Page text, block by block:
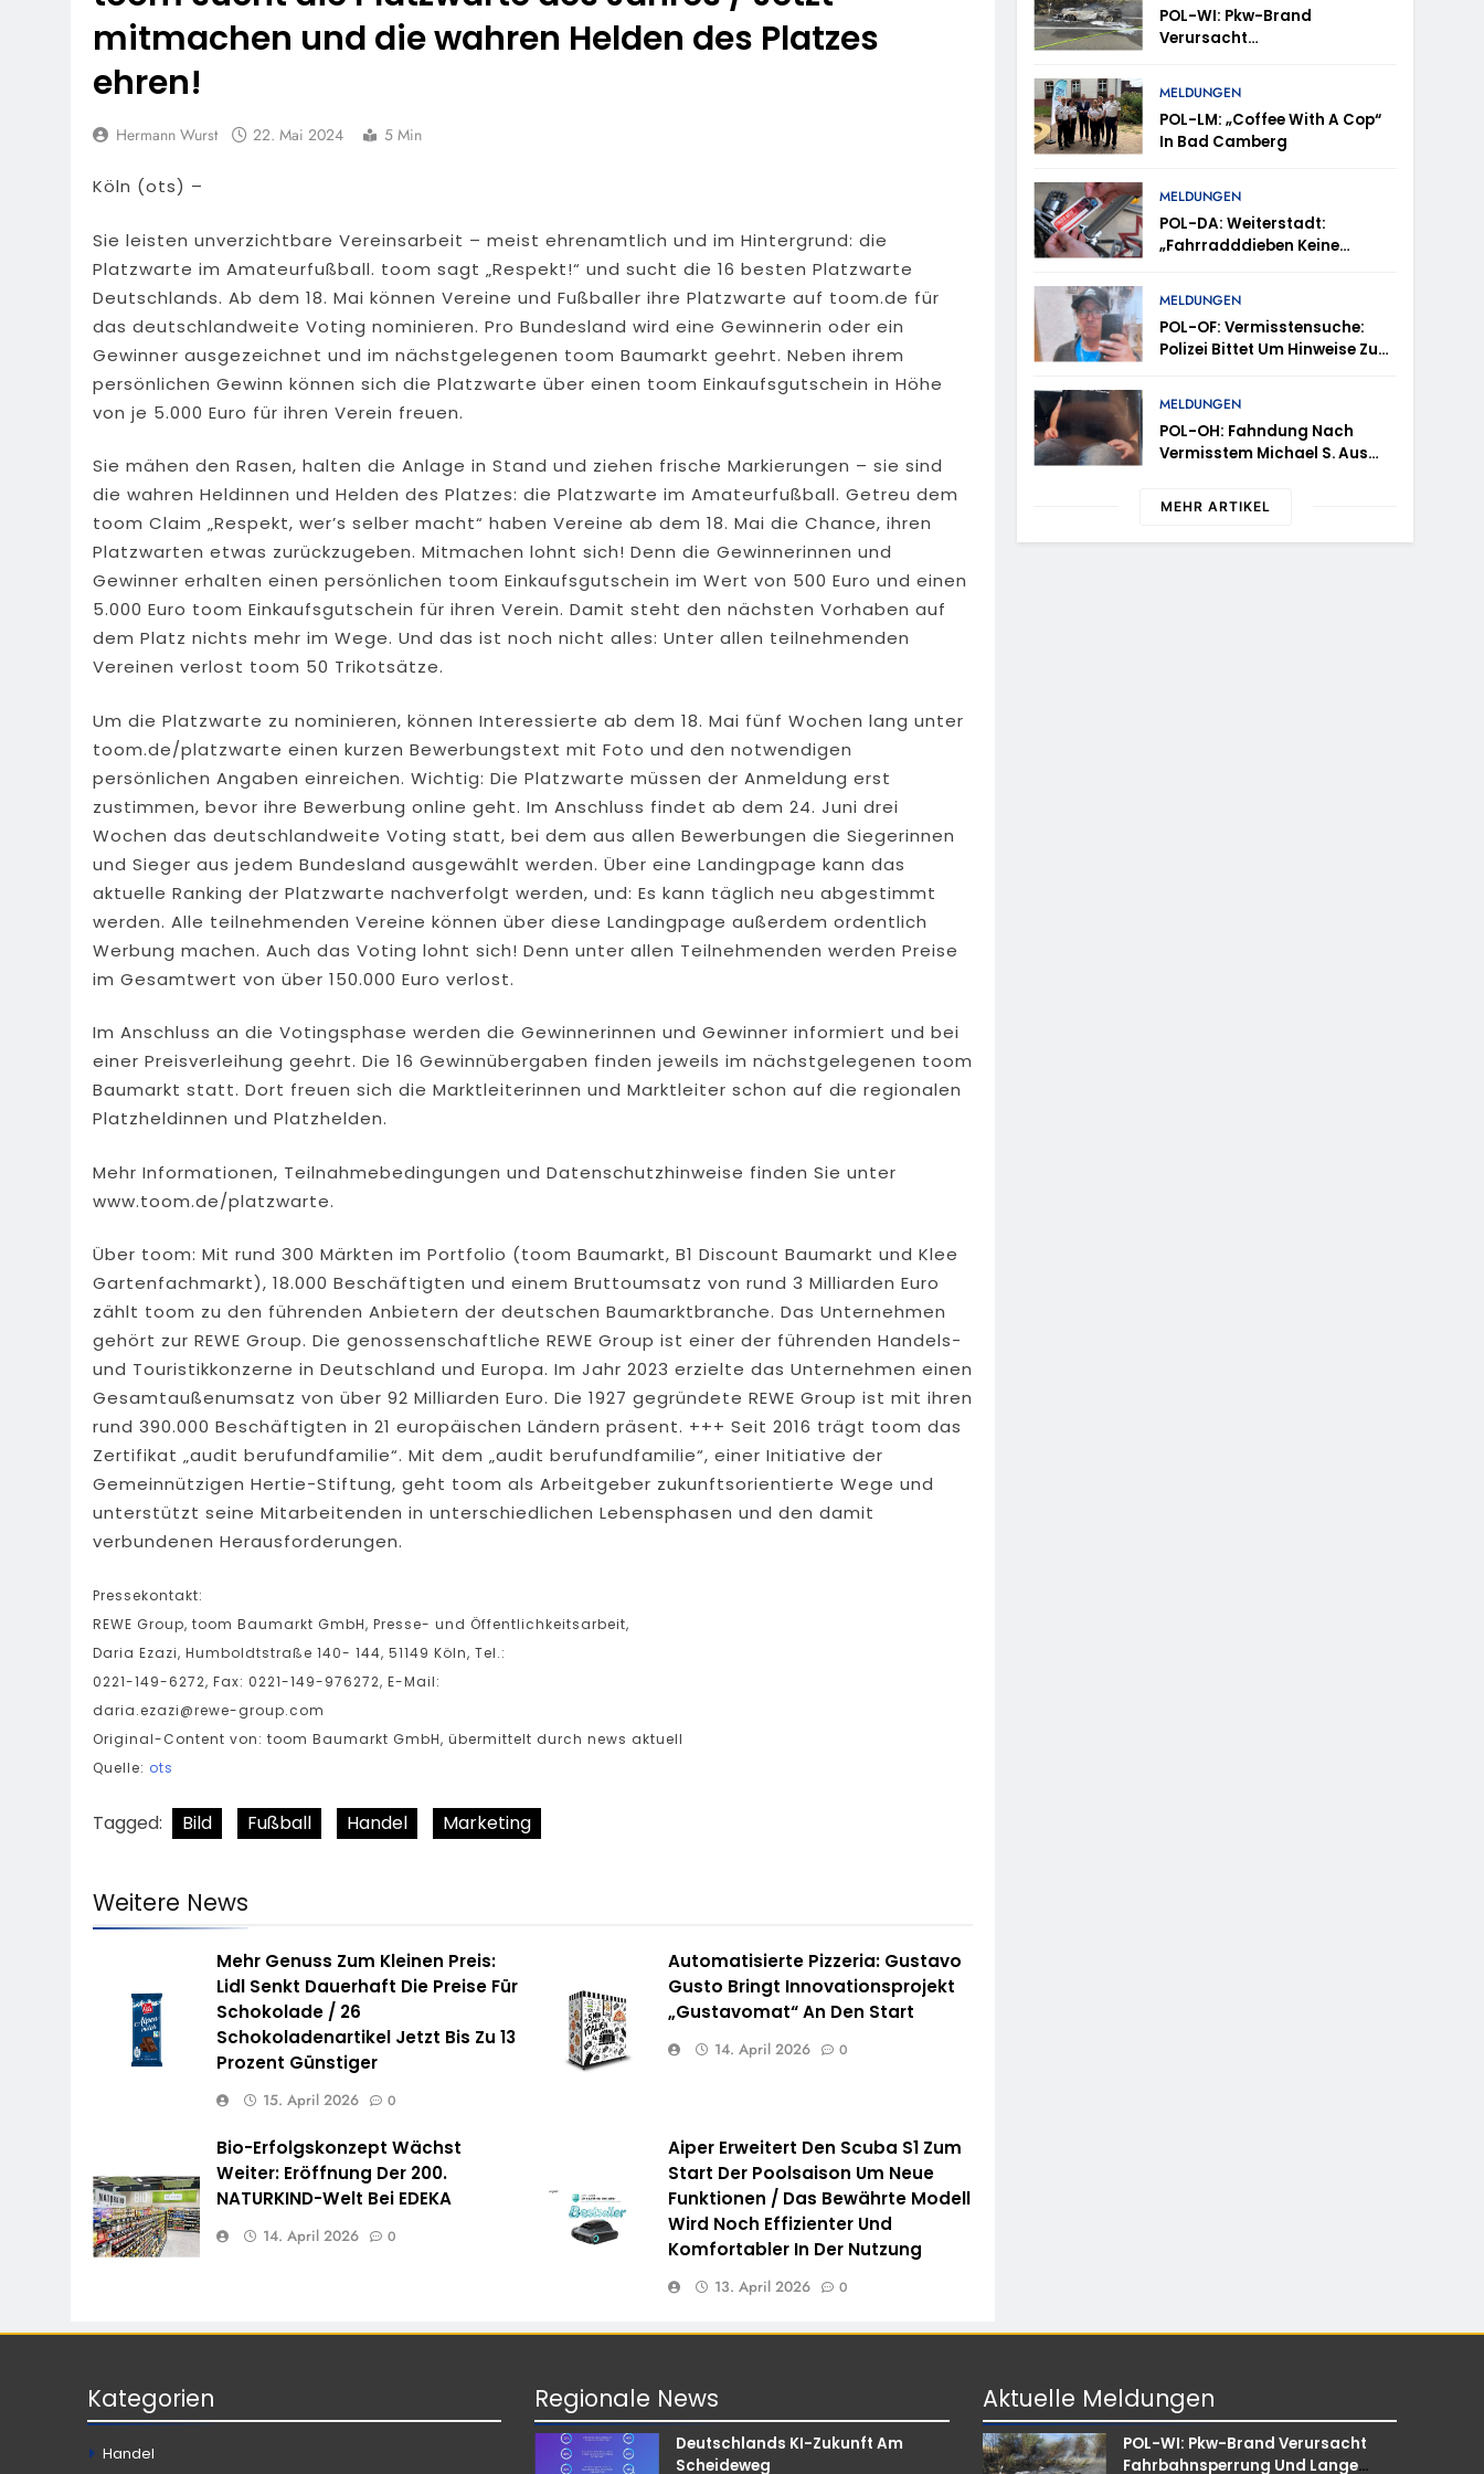
7. August 2026
POL-OH: Fahndung Nach Vermisstem Michael S. Aus Rotenburg A.d. Fulda
HZA-F: Frankfurter Finanzkontrolle Schwarzarbeit Führt An Drei Tagen Kontrollen Im Gastro- Und Sicherheitsgewerbe
7. August 2026
Mittelhessen: MARBURG-BIEDENKOPF: Satz Räder Gefunden – Polizei Bittet Um Mithilfe
6. August 2026
POL-OH: Die Polizeistation Lauterbach Hat Einen Neuen Leiter: Amtseinführung Von Markus Höfer
6. August 2026
POL-HR: Folgemeldung: 74-Jähriger Claus-Peter H. Weiterhin Vermisst – Erneute Veröffentlichung Eines Fotos
6. August 2026
mitmachen und die wahren Helden des Platzes
ehren!
Hermann Wurst 22. Mai 2024 5 Min
Köln (ots) –
Sie leisten unverzichtbare Vereinsarbeit – meist ehrenamtlich und im Hintergrund: die
Platzwarte im Amateurfußball. toom sagt „Respekt!“ und sucht die 16 besten Platzwarte
Deutschlands. Ab dem 18. Mai können Vereine und Fußballer ihre Platzwarte auf toom.de für
das deutschlandweite Voting nominieren. Pro Bundesland wird eine Gewinnerin oder ein
Gewinner ausgezeichnet und im nächstgelegenen toom Baumarkt geehrt. Neben ihrem
persönlichen Gewinn können sich die Platzwarte über einen toom Einkaufsgutschein in Höhe
von je 5.000 Euro für ihren Verein freuen.
Sie mähen den Rasen, halten die Anlage in Stand und ziehen frische Markierungen – sie sind
die wahren Heldinnen und Helden des Platzes: die Platzwarte im Amateurfußball. Getreu dem
toom Claim „Respekt, wer’s selber macht“ haben Vereine ab dem 18. Mai die Chance, ihren
Platzwarten etwas zurückzugeben. Mitmachen lohnt sich! Denn die Gewinnerinnen und
Gewinner erhalten einen persönlichen toom Einkaufsgutschein im Wert von 500 Euro und einen
5.000 Euro toom Einkaufsgutschein für ihren Verein. Damit steht den nächsten Vorhaben auf
dem Platz nichts mehr im Wege. Und das ist noch nicht alles: Unter allen teilnehmenden
Vereinen verlost toom 50 Trikotsätze.
Um die Platzwarte zu nominieren, können Interessierte ab dem 18. Mai fünf Wochen lang unter
toom.de/platzwarte einen kurzen Bewerbungstext mit Foto und den notwendigen
persönlichen Angaben einreichen. Wichtig: Die Platzwarte müssen der Anmeldung erst
zustimmen, bevor ihre Bewerbung online geht. Im Anschluss findet ab dem 24. Juni drei
Wochen das deutschlandweite Voting statt, bei dem aus allen Bewerbungen die Siegerinnen
und Sieger aus jedem Bundesland ausgewählt werden. Über eine Landingpage kann das
aktuelle Ranking der Platzwarte nachverfolgt werden, und: Es kann täglich neu abgestimmt
werden. Alle teilnehmenden Vereine können über diese Landingpage außerdem ordentlich
Werbung machen. Auch das Voting lohnt sich! Denn unter allen Teilnehmenden werden Preise
im Gesamtwert von über 150.000 Euro verlost.
Im Anschluss an die Votingsphase werden die Gewinnerinnen und Gewinner informiert und bei
einer Preisverleihung geehrt. Die 16 Gewinnübergaben finden jeweils im nächstgelegenen toom
Baumarkt statt. Dort freuen sich die Marktleiterinnen und Marktleiter schon auf die regionalen
Platzheldinnen und Platzhelden.
Mehr Informationen, Teilnahmebedingungen und Datenschutzhinweise finden Sie unter
www.toom.de/platzwarte.
Über toom: Mit rund 300 Märkten im Portfolio (toom Baumarkt, B1 Discount Baumarkt und Klee
Gartenfachmarkt), 18.000 Beschäftigten und einem Bruttoumsatz von rund 3 Milliarden Euro
zählt toom zu den führenden Anbietern der deutschen Baumarktbranche. Das Unternehmen
gehört zur REWE Group. Die genossenschaftliche REWE Group ist einer der führenden Handels-
und Touristikkonzerne in Deutschland und Europa. Im Jahr 2023 erzielte das Unternehmen einen
Gesamtaußenumsatz von über 92 Milliarden Euro. Die 1927 gegründete REWE Group ist mit ihren
rund 390.000 Beschäftigten in 21 europäischen Ländern präsent. +++ Seit 2016 trägt toom das
Zertifikat „audit berufundfamilie“. Mit dem „audit berufundfamilie“, einer Initiative der
Gemeinnützigen Hertie-Stiftung, geht toom als Arbeitgeber zukunftsorientierte Wege und
unterstützt seine Mitarbeitenden in unterschiedlichen Lebensphasen und den damit
verbundenen Herausforderungen.
Pressekontakt:
REWE Group, toom Baumarkt GmbH, Presse- und Öffentlichkeitsarbeit,
Daria Ezazi, Humboldtstraße 140- 144, 51149 Köln, Tel.:
0221-149-6272, Fax: 0221-149-976272, E-Mail:
daria.ezazi@rewe-group.com
Original-Content von: toom Baumarkt GmbH, übermittelt durch news aktuell
Quelle: ots
Tagged: Bild Fußball Handel Marketing
Weitere News
Mehr Genuss Zum Kleinen Preis:
Lidl Senkt Dauerhaft Die Preise Für
Schokolade / 26
Schokoladenartikel Jetzt Bis Zu 13
Prozent Günstiger
15. April 2026 0
Automatisierte Pizzeria: Gustavo
Gusto Bringt Innovationsprojekt
„Gustavomat“ An Den Start
14. April 2026 0
Bio-Erfolgskonzept Wächst
Weiter: Eröffnung Der 200.
NATURKIND-Welt Bei EDEKA
14. April 2026 0
Aiper Erweitert Den Scuba S1 Zum
Start Der Poolsaison Um Neue
Funktionen / Das Bewährte Modell
Wird Noch Effizienter Und
Komfortabler In Der Nutzung
13. April 2026 0
POL-WI: Pkw-Brand
Verursacht
MELDUNGEN
POL-LM: „Coffee With A Cop“
In Bad Camberg
MELDUNGEN
POL-DA: Weiterstadt:
„Fahrradddieben Keine
Fahrradcodierung /
Anmeldung Erforderlich
MELDUNGEN
POL-OF: Vermisstensuche:
Polizei Bittet Um Hinweise Zum
Zaragoza Gonzalez
MELDUNGEN
POL-OH: Fahndung Nach
Vermisstem Michael S. Aus
MEHR ARTIKEL
Kategorien
Handel
Regionale News
Deutschlands KI-Zukunft Am
Scheideweg
Aktuelle Meldungen
POL-WI: Pkw-Brand Verursacht
Fahrbahnsperrung Und Lange